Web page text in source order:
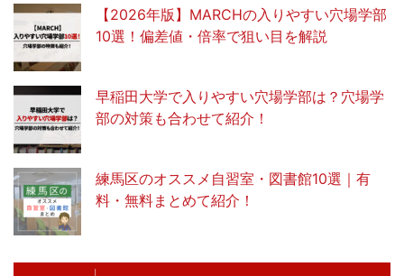
【2026年版】MARCHの入りやすい穴場学部
10選！偏差値・倍率で狙い目を解説
早稲田大学で入りやすい穴場学部は？穴場学
部の対策も合わせて紹介！
練馬区のオススメ自習室・図書館10選｜有
料・無料まとめて紹介！